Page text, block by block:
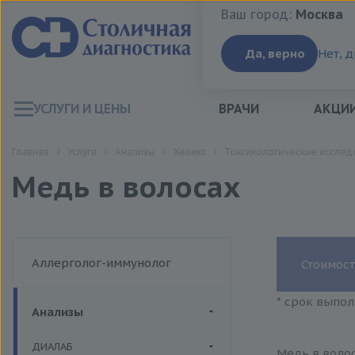
Ваш город:Москва
Ваш город: Москва
Да, верно Нет,
УСЛУГИ И ЦЕНЫ ВРАЧИ
Медь в волосах
Аллерголог-иммунолог
Анализы
ДИАЛАБ
* срок